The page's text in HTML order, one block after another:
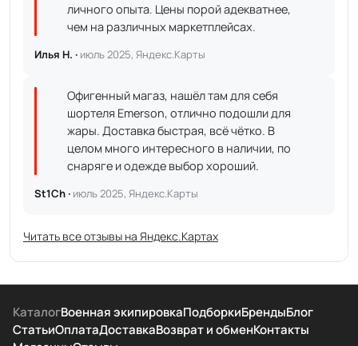
личного опыта. Цены порой адекватнее,
чем на различных маркетплейсах.
Илья Н. · июль 2025, Яндекс.Карты
Офигенный магаз, нашёл там для себя
шортеля Emerson, отлично подошли для
жары. Доставка быстрая, всё чётко. В
целом много интересного в наличии, по
снаряге и одежде выбор хороший.
St1Ch · июль 2025, Яндекс.Карты
Читать все отзывы на Яндекс.Картах
КаталогВоенная экипировкаПодборкиБрендыБлог
СтатьиОплатаДоставкаВозврат и обменКонтакты